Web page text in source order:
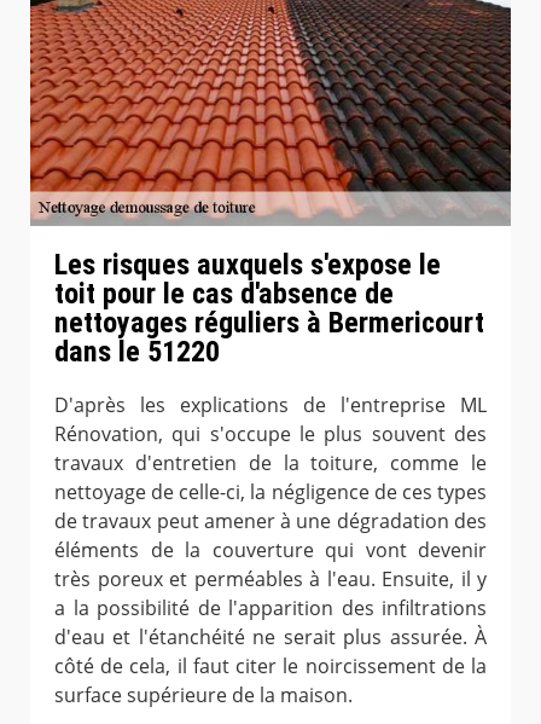
Les risques auxquels s'expose le
toit pour le cas d'absence de
nettoyages réguliers à Bermericourt
dans le 51220
D'après les explications de l'entreprise ML
Rénovation, qui s'occupe le plus souvent des
travaux d'entretien de la toiture, comme le
nettoyage de celle-ci, la négligence de ces types
de travaux peut amener à une dégradation des
éléments de la couverture qui vont devenir
très poreux et perméables à l'eau. Ensuite, il y
a la possibilité de l'apparition des infiltrations
d'eau et l'étanchéité ne serait plus assurée. À
côté de cela, il faut citer le noircissement de la
surface supérieure de la maison.